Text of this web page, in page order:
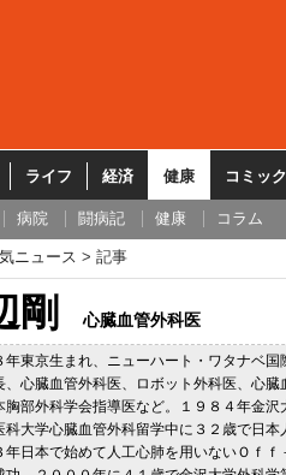
ライフ 経済 健康 コミック
病院 闘病記 健康 コラム
ニュース 記事
剛 心臓血管外科医
年東京生まれ、ニューハート・ワタナベ
、心臓血管外科医、ロボット外科医、心
胸部外科学会指導医など。１９８４年金
科大学心臓血管外科留学中に３２歳で日本
年日本で始めて人工心肺を用いないＯｆ